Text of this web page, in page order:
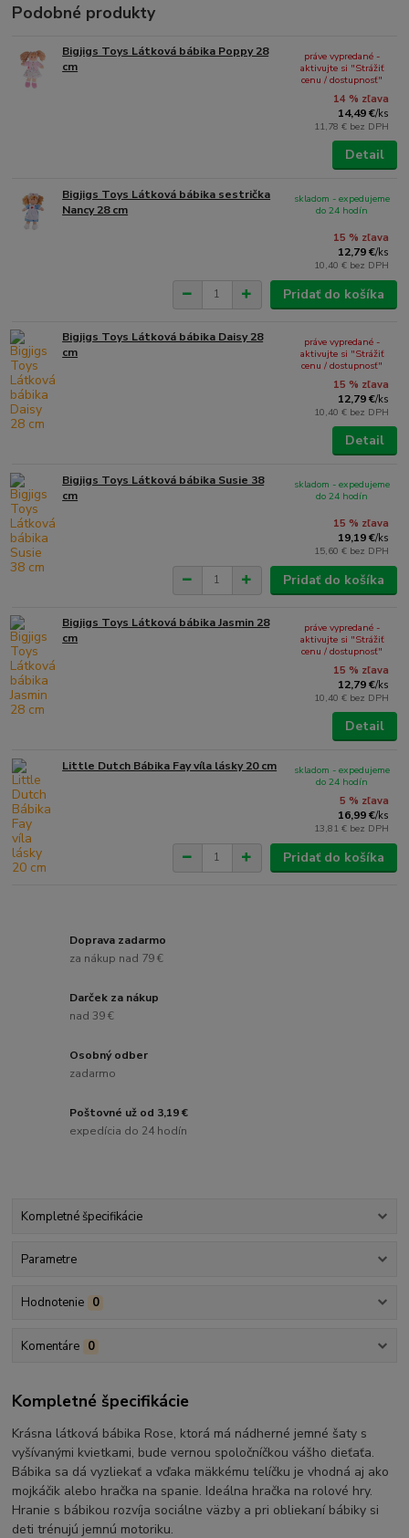
Podobné produkty
Bigjigs Toys Látková bábika Poppy 28
cm
14 % zľava
14,49 €/ks
11,78 € bez DPH
práve vypredané -
aktivujte si "Strážiť
cenu / dostupnosť"
Detail
Bigjigs Toys Látková bábika sestrička
Nancy 28 cm
15 % zľava
12,79 €/ks
10,40 € bez DPH
skladom - expedujeme
do 24 hodín
Pridať do košíka
Bigjigs Toys Látková bábika Daisy 28
cm
15 % zľava
12,79 €/ks
10,40 € bez DPH
práve vypredané -
aktivujte si "Strážiť
cenu / dostupnosť"
Detail
Bigjigs Toys Látková bábika Susie 38
cm
15 % zľava
19,19 €/ks
15,60 € bez DPH
skladom - expedujeme
do 24 hodín
Pridať do košíka
Bigjigs Toys Látková bábika Jasmin 28
cm
15 % zľava
12,79 €/ks
10,40 € bez DPH
práve vypredané -
aktivujte si "Strážiť
cenu / dostupnosť"
Detail
Little Dutch Bábika Fay víla lásky 20 cm
5 % zľava
16,99 €/ks
13,81 € bez DPH
skladom - expedujeme
do 24 hodín
Pridať do košíka
Doprava zadarmo
za nákup nad 79 €
Darček za nákup
nad 39 €
Osobný odber
zadarmo
Poštovné už od 3,19 €
expedícia do 24 hodín
Kompletné špecifikácie
Parametre
Hodnotenie 0
Komentáre 0
Kompletné špecifikácie
Krásna látková bábika Rose, ktorá má nádherné jemné šaty s
vyšívanými kvietkami, bude vernou spoločníčkou vášho dieťaťa.
Bábika sa dá vyzliekať a vďaka mäkkému telíčku je vhodná aj ako
mojkáčik alebo hračka na spanie. Ideálna hračka na rolové hry.
Hranie s bábikou rozvíja sociálne väzby a pri obliekaní bábiky si
deti trénujú jemnú motoriku.